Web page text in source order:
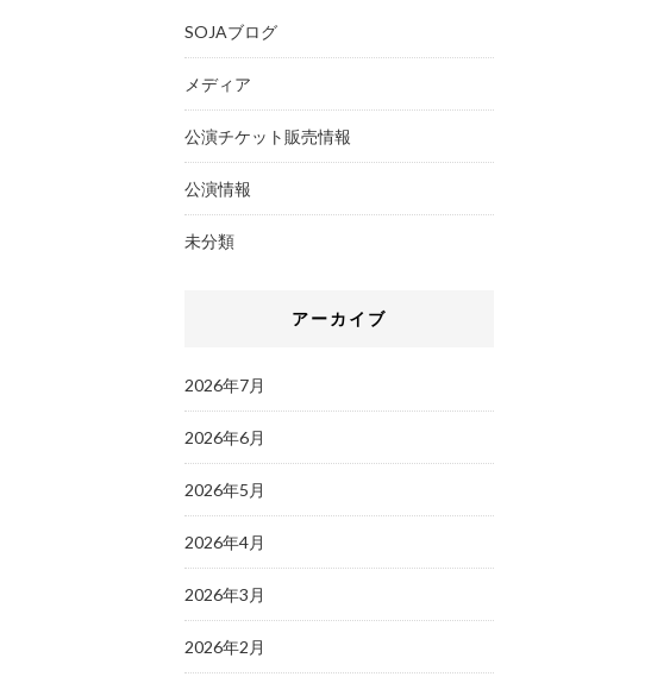
SOJAブログ
メディア
公演チケット販売情報
公演情報
未分類
アーカイブ
2026年7月
2026年6月
2026年5月
2026年4月
2026年3月
2026年2月